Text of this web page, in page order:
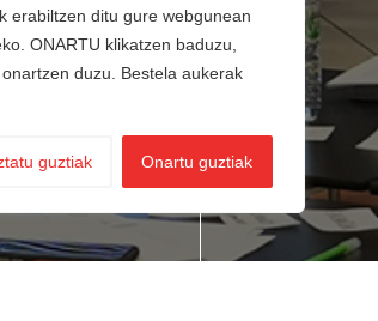
erabiltzen ditu gure webgunean
ONARTU klikatzen baduzu,
duzu. Bestela aukerak
guztiak Onartu guztiak